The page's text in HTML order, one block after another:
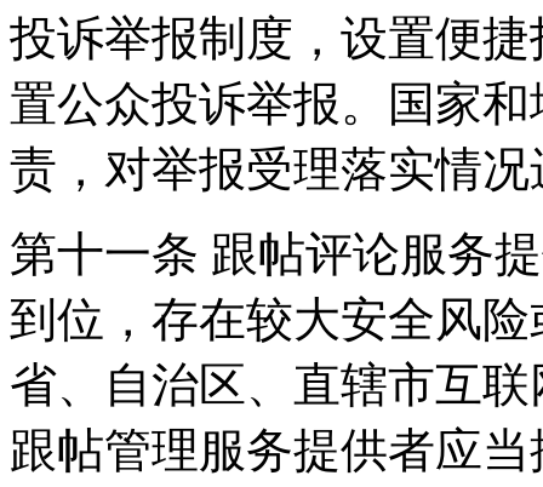
投诉举报制度，设置便
置公众投诉举报。国家
责，对举报受理落实情
第十一条 跟帖评论服务
到位，存在较大安全风
省、自治区、直辖市互
跟帖管理服务提供者应